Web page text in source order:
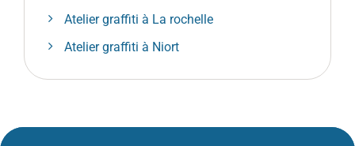
Atelier graffiti à La rochelle
Atelier graffiti à Niort